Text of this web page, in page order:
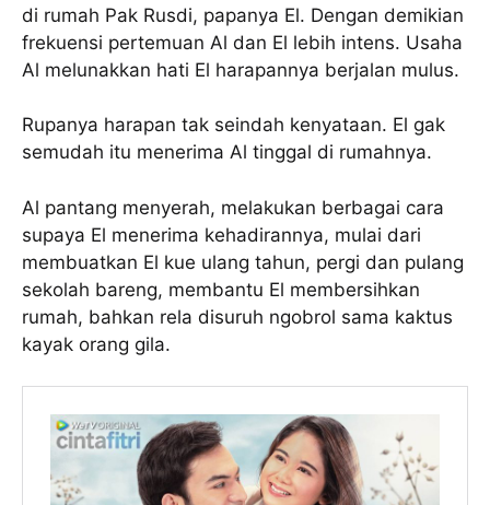
di rumah Pak Rusdi, papanya El. Dengan demikian
frekuensi pertemuan Al dan El lebih intens. Usaha
Al melunakkan hati El harapannya berjalan mulus.
Rupanya harapan tak seindah kenyataan. El gak
semudah itu menerima Al tinggal di rumahnya.
Al pantang menyerah, melakukan berbagai cara
supaya El menerima kehadirannya, mulai dari
membuatkan El kue ulang tahun, pergi dan pulang
sekolah bareng, membantu El membersihkan
rumah, bahkan rela disuruh ngobrol sama kaktus
kayak orang gila.